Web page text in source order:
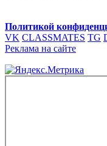
Политикой
VK CLASSMATES TG
Реклама на сайте